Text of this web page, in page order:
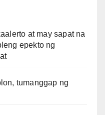
at may sapat na
epekto ng
tumanggap ng